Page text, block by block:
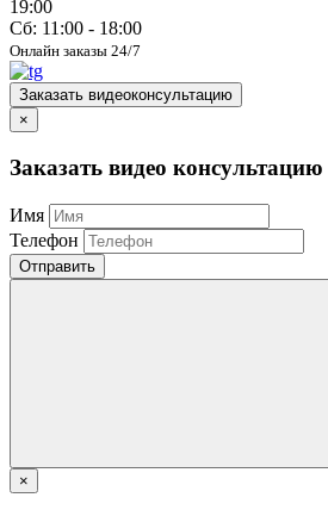
19:00
Сб: 11:00 - 18:00
Онлайн заказы 24/7
Заказать видеоконсультацию
×
Заказать видео консультацию
Имя
Телефон
Отправить
×